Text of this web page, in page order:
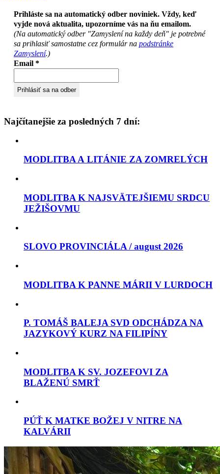
Prihláste sa na automatický odber noviniek. Vždy, keď
vyjde nová aktualita, upozorníme vás na ňu emailom.
(Na automatický odber "Zamyslení na každy deň" je potrebné
sa prihlasiť samostatne cez formulár na podstránke
Zamyslení.)
Email *
Najčítanejšie za posledných 7 dní:
MODLITBA A LITÁNIE ZA ZOMRELÝCH
MODLITBA K NAJSVÄTEJŠIEMU SRDCU
JEŽIŠOVMU
SLOVO PROVINCIÁLA / august 2026
MODLITBA K PANNE MÁRII V LURDOCH
P. TOMÁŠ BALEJA SVD ODCHÁDZA NA
JAZYKOVÝ KURZ NA FILIPÍNY
MODLITBA K SV. JOZEFOVI ZA
BLAŽENÚ SMRŤ
PÚŤ K MATKE BOŽEJ V NITRE NA
KALVÁRII